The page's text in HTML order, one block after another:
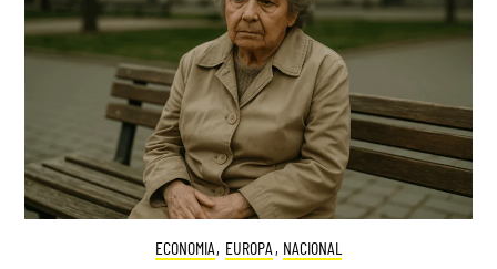
ECONOMIA, EUROPA , NACIONAL